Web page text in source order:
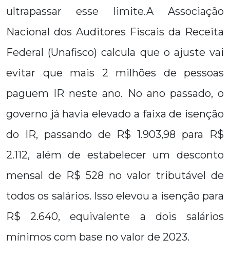
ultrapassar esse limite.A Associação
Nacional dos Auditores Fiscais da Receita
Federal (Unafisco) calcula que o ajuste vai
evitar que mais 2 milhões de pessoas
paguem IR neste ano. No ano passado, o
governo já havia elevado a faixa de isenção
do IR, passando de R$ 1.903,98 para R$
2.112, além de estabelecer um desconto
mensal de R$ 528 no valor tributável de
todos os salários. Isso elevou a isenção para
R$ 2.640, equivalente a dois salários
mínimos com base no valor de 2023.